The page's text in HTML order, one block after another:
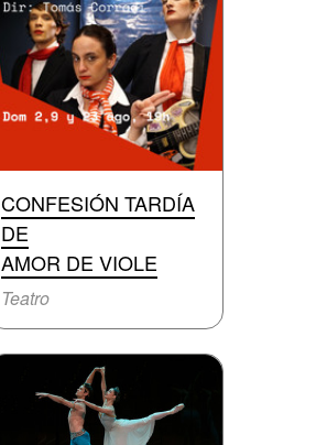
CONFESIÓN TARDÍA
DE
AMOR DE VIOLE
Teatro